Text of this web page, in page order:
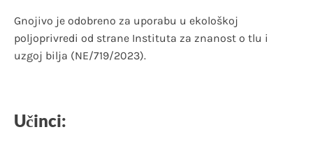
Gnojivo je odobreno za uporabu u ekološkoj
poljoprivredi od strane Instituta za znanost o tlu i
uzgoj bilja (NE/719/2023).
Učinci: